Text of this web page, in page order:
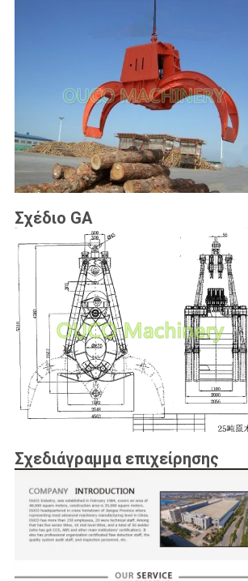
Σχέδιο GA
Σχεδιάγραμμα επιχείρησης